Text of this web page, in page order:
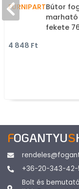
FURNIPARTBútor
marható
fekete
4 848 Ft
FOGANTYUS
+36-20-343-42-
Bolt és